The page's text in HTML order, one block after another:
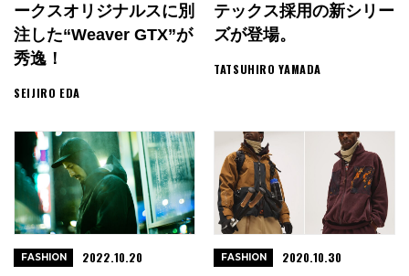
ークスオリジナルスに別
注した“Weaver GTX”が
秀逸！
SEIJIRO EDA
テックス採用の新シリー
ズが登場。
TATSUHIRO YAMADA
FASHION 2022.10.20 FASHION 2020.10.30